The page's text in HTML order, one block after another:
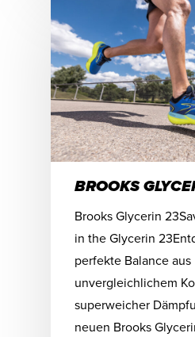
BROOKS
Brooks Glycerin
in the Glycerin
perfekte Balance aus
unvergleichlichem
superweicher
neuen Brooks